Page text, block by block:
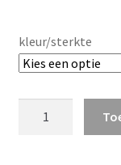
kleur/sterkte